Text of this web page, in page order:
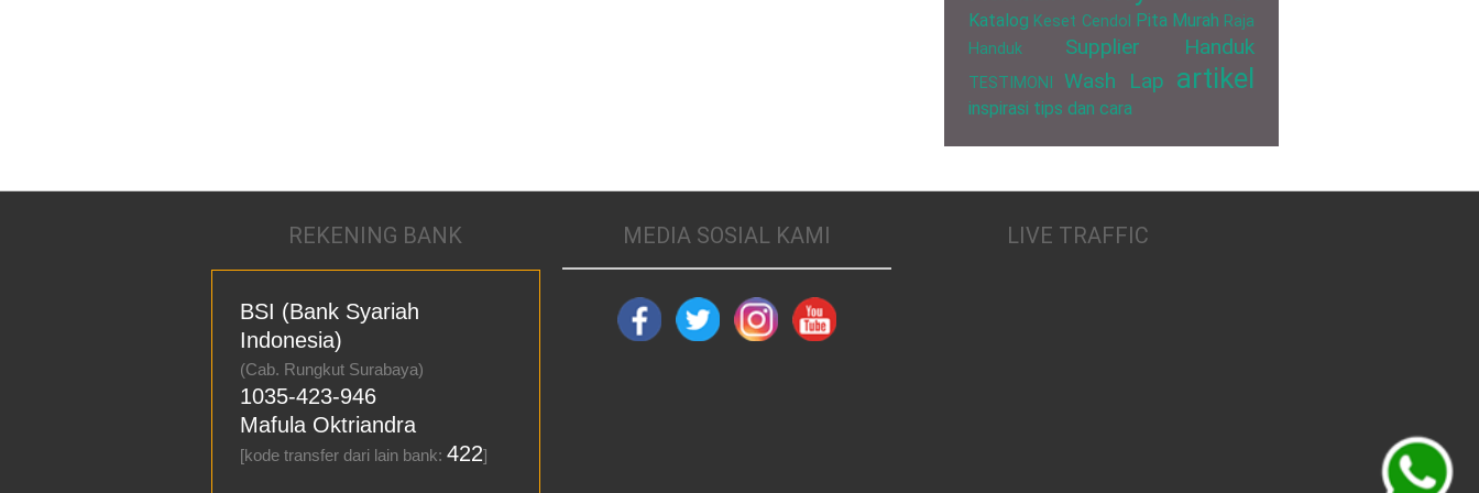
Katalog Keset Cendol Pita Murah Raja
Handuk
Supplier Handuk
TESTIMONI Wash Lap artikel
inspirasi tips dan cara
REKENING BANK
BSI (Bank Syariah
Indonesia)
(Cab. Rungkut Surabaya)
1035-423-946
Mafula Oktriandra
[kode transfer dari lain bank: 422]
MEDIA SOSIAL KAMI LIVE TRAFFIC